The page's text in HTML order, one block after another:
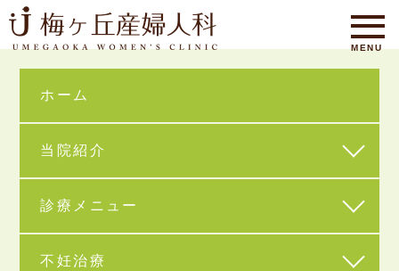
ホーム
当院紹介
診療メニュー
不妊治療